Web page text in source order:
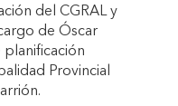
del CGRAL y
de Óscar
planificación
Provincial